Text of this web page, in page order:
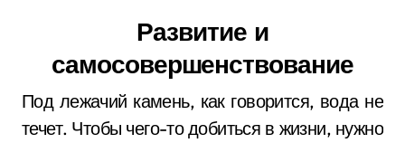
Развитие и
самосовершенствование
Под лежачий камень, как говорится, вода не
течет. Чтобы чего-то добиться в жизни, нужно